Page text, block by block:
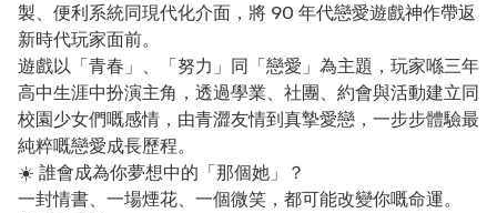
製、便利系統同現代化介面，將 90 年代戀愛遊戲神作帶返
新時代玩家面前。
遊戲以「青春」、「努力」同「戀愛」為主題，玩家喺三年
高中生涯中扮演主角，透過學業、社團、約會與活動建立同
校園少女們嘅感情，由青澀友情到真摯愛戀，一步步體驗最
純粹嘅戀愛成長歷程。
☀️ 誰會成為你夢想中的「那個她」？
一封情書、一場煙花、一個微笑，都可能改變你嘅命運。